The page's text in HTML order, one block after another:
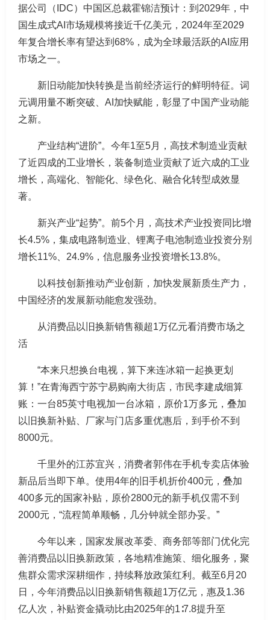
据公司（IDC）中国区总裁霍锦洁预计：到2029年，中
国生成式AI市场规模将接近千亿美元，2024年至2029
年复合增长率有望达到68%，成为全球最活跃的AI应用
市场之一。
新旧动能加快转换是当前经济运行的鲜明特征。词
元调用量不断突破、AI加快赋能，彰显了中国产业动能
之新。
产业结构“进阶”。今年1至5月，高技术制造业贡献
了近四成的工业增长，装备制造业贡献了近六成的工业
增长，高端化、智能化、绿色化、融合化转型成效显
著。
新兴产业“起势”。前5个月，高技术产业投资同比增
长4.5%，集成电路制造业、锂离子电池制造业投资分别
增长11%、24.9%，信息服务业投资增长13.8%。
以科技创新推动产业创新，加快发展新质生产力，
中国经济的发展新动能愈发强劲。
从消费品以旧换新销售额超1万亿元看消费市场之
活
“本来只想换台电视，算下来连冰箱一起换更划
算！”在青海西宁苏宁易购南大街店，市民李建成细算
账：一台85英寸电视加一台冰箱，原价1万多元，叠加
以旧换新补贴、厂家与门店多重优惠后，到手价不到
8000元。
千里外的江苏宜兴，消费者郭伟在手机专卖店体验
新品后当即下单。使用4年的旧手机折价400元，叠加
400多元的国家补贴，原价2800元的新手机仅需不到
2000元，“流程简单顺畅，几分钟就全部办妥。”
今年以来，国家发展改革委、商务部等部门优化完
善消费品以旧换新政策，各地精准施策、细化服务，聚
焦群众需求深耕细作，持续释放政策红利。截至6月20
日，今年消费品以旧换新销售额超1万亿元，惠及1.36
亿人次，补贴资金撬动比由2025年的1∶7.8提升至